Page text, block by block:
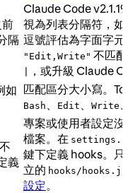
前
隔
Claude Code
視為列表分隔符，如
逗號評估為字面字
"Edit,Write" 不匹
，或升級 Claude
如 匹配區分大小寫。
Bash Edit Write
義
專案或使用者設定
檔案。在
鍵下定義 hooks。
立的 hooks/
設定。